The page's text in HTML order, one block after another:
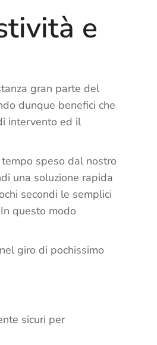
e
gran parte del
dunque benefici che
intervento ed il
speso dal nostro
una soluzione rapida
secondi le semplici
questo modo
giro di pochissimo
sicuri per